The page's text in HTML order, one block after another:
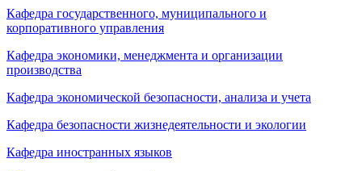
Кафедра государственного, муниципального и
корпоративного управления
Кафедра экономики, менеджмента и организации
производства
Кафедра экономической безопасности, анализа и учета
Кафедра безопасности жизнедеятельности и экологии
Кафедра иностранных языков